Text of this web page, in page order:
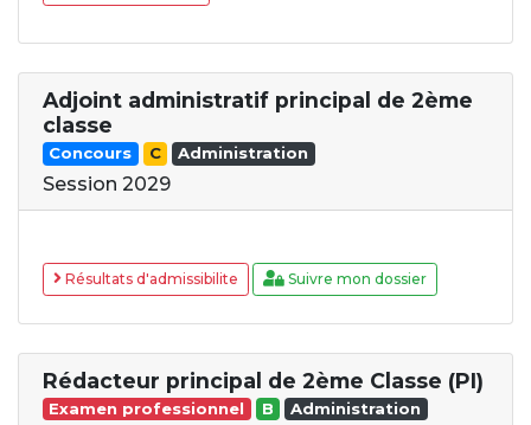
Adjoint administratif principal de 2ème
classe
Concours C Administration
Session 2029
Résultats d'admissibilite Suivre mon dossier
Rédacteur principal de 2ème Classe (PI)
Examen professionnel B Administration